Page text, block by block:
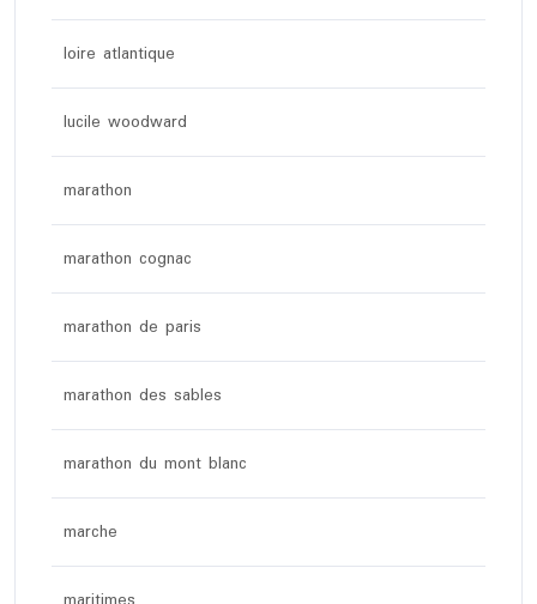
loire atlantique
lucile woodward
marathon
marathon cognac
marathon de paris
marathon des sables
marathon du mont blanc
marche